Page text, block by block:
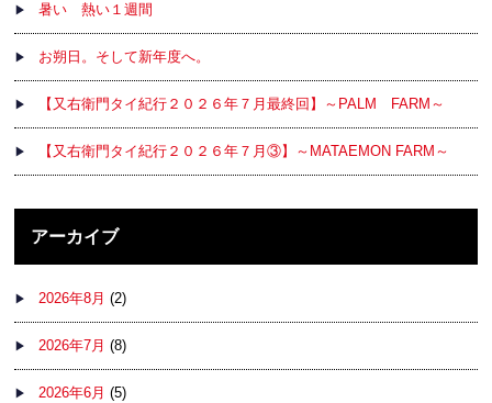
暑い 熱い１週間
お朔日。そして新年度へ。
【又右衛門タイ紀行２０２６年７月最終回】～PALM FARM～
【又右衛門タイ紀行２０２６年７月③】～MATAEMON FARM～
アーカイブ
2026年8月 (2)
2026年7月 (8)
2026年6月 (5)